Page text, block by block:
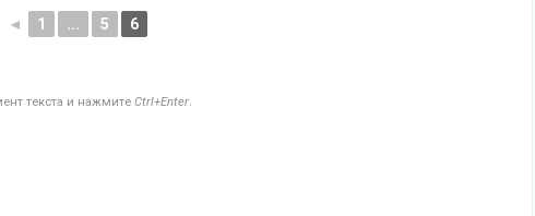
◄ 1 ... 5 6
текста и нажмите Ctrl+Enter.